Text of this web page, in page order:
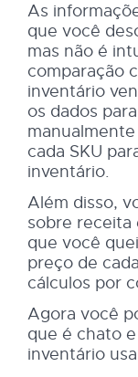
As
que você
mas não é
comparação
inventário
os dados
cada SKU
inventário.
Além disso,
sobre receita
que você
preço de
cálculos por
Agora você
que é chato
inventário